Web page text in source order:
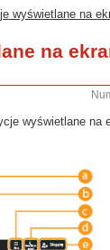
wyświetlane na
na
wyświetlane na